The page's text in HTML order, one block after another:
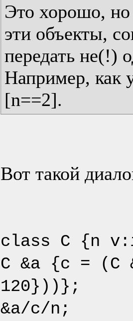
Это хорошо, но
эти объекты,
передать не(!)
Например, как
Вот такой
class C {n
C &a {c = (C
120}))};
&a/c/n;